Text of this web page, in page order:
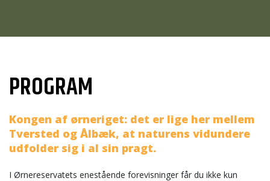
PROGRAM
Kongen af ørneriget: det er lige her mellem
Tversted og Ålbæk, at naturens vidundere
udfolder sig i al sin pragt.
I Ørnereservatets enestående forevisninger får du ikke kun